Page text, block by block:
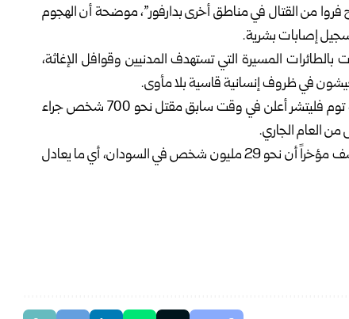
مدينة طويلة، التي تضم أكثر من 700 ألف نازح فروا من القتال في مناطق أخرى بدارفور”، موضحة أن الهجوم
إصابات بشرية.
المسيرة التي تستهدف المدنيين وقوافل الإغاثة،
في ظروف إنسانية قاسية بلا مأوى.
وكان مساعد الأمين العام للأمم المتحدة للشؤون الإنسانية توم فليتشر أعلن في وقت سابق مقتل نحو 700 شخص جراء
العام الجاري.
يشار إلى أن تقريراً لمنظمة الأمم المتحدة للأغذية والزراعة كشف مؤخراً أن نحو 29 مليون شخص في السودان، أي ما يعادل